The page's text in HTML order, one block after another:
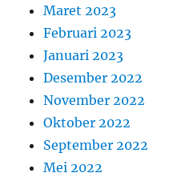
Maret 2023
Februari 2023
Januari 2023
Desember 2022
November 2022
Oktober 2022
September 2022
Mei 2022